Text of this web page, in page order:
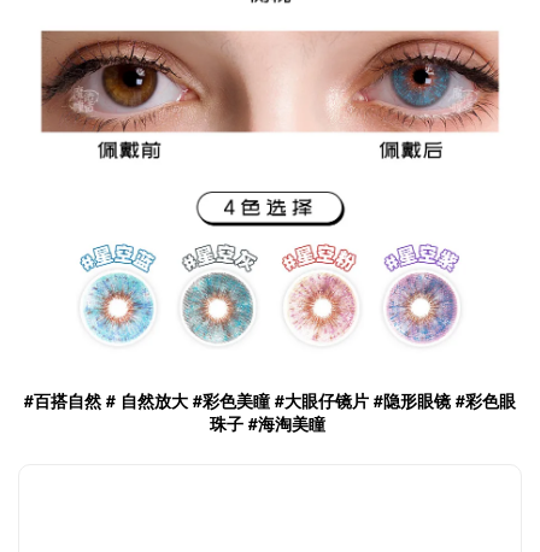
#百搭自然 # 自然放大 #彩色美瞳 #大眼仔镜片 #隐形眼镜 #彩色眼
珠子 #海淘美瞳